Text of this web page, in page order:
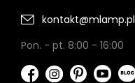
kontakt@mlamp.pl
Pon. - pt. 8:00 - 16:00